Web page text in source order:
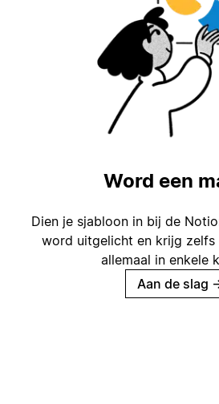
Word een
Dien je sjabloon in bij de
word uitgelicht en krijg zelfs
allemaal in enkele
Aan de slag